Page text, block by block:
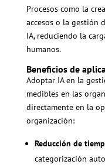
Procesos como la
accesos o la gestión
IA, reduciendo la
humanos.
Beneficios de
Adoptar IA en la
medibles en las
directamente en la
organización:
Reducción de
categorización